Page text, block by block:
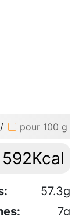
/ pour 100 g
592Kcal
57.3g
7g